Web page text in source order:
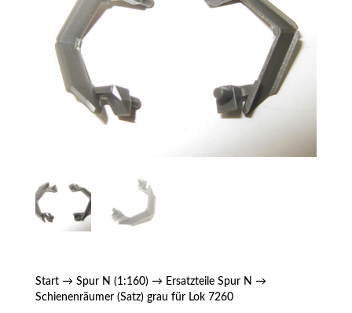
Start→ Spur N (1:160)→ Ersatzteile Spur N →
Schienenräumer (Satz) grau für Lok 7260